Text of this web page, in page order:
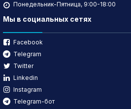
Понедельник-Пятница, 9:00-18:00
Мы в социальных сетях
Facebook
Telegram
Twitter
Linkedin
Instagram
Telegram-бот